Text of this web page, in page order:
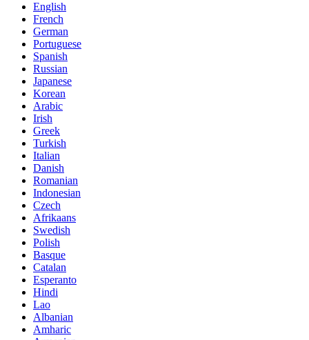
English
French
German
Portuguese
Spanish
Russian
Japanese
Korean
Arabic
Irish
Greek
Turkish
Italian
Danish
Romanian
Indonesian
Czech
Afrikaans
Swedish
Polish
Basque
Catalan
Esperanto
Hindi
Lao
Albanian
Amharic